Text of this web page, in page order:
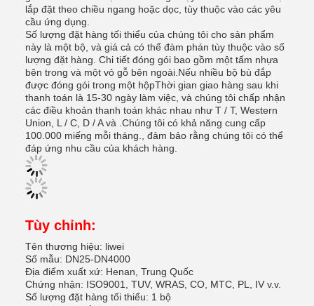
lắp đặt theo chiều ngang hoặc dọc, tùy thuộc vào các yêu
cầu ứng dụng.
Số lượng đặt hàng tối thiểu của chúng tôi cho sản phẩm
này là một bộ, và giá cả có thể đàm phán tùy thuộc vào số
lượng đặt hàng. Chi tiết đóng gói bao gồm một tấm nhựa
bên trong và một vỏ gỗ bên ngoài.Nếu nhiều bộ bù đắp
được đóng gói trong một hộpThời gian giao hàng sau khi
thanh toán là 15-30 ngày làm việc, và chúng tôi chấp nhận
các điều khoản thanh toán khác nhau như T / T, Western
Union, L / C, D / A và .Chúng tôi có khả năng cung cấp
100.000 miếng mỗi tháng., đảm bảo rằng chúng tôi có thể
đáp ứng nhu cầu của khách hàng.
Tùy chỉnh:
Tên thương hiệu: liwei
Số mẫu: DN25-DN4000
Địa điểm xuất xứ: Henan, Trung Quốc
Chứng nhận: ISO9001, TUV, WRAS, CO, MTC, PL, IV v.v.
Số lượng đặt hàng tối thiểu: 1 bộ